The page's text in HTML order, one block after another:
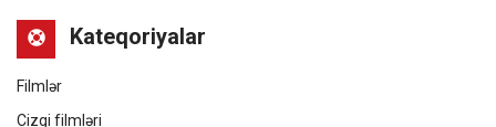
Kateqoriyalar
Filmlər
Cizgi filmləri